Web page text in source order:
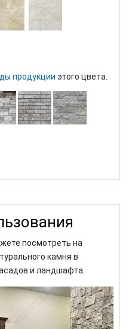
продукции этого цвета.
посмотреть на
камня в
и ландшафта.